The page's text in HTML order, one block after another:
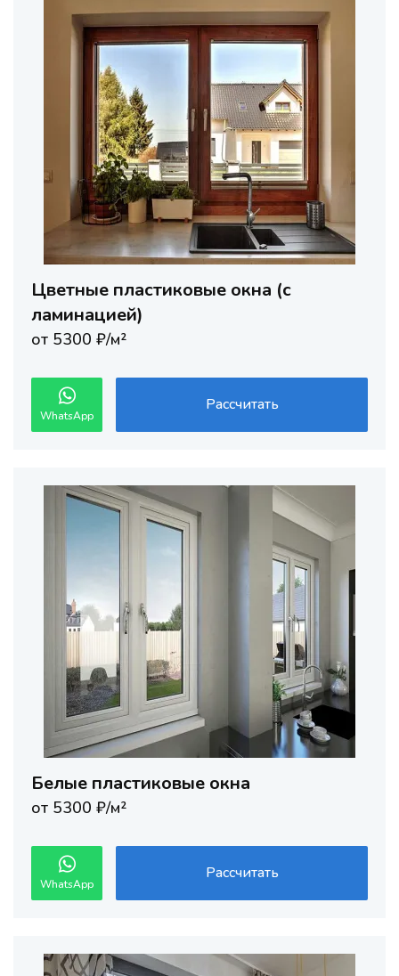
Цветные пластиковые окна (с
ламинацией)
от 5300 ₽/м²
WhatsApp
Рассчитать
Белые пластиковые окна
от 5300 ₽/м²
WhatsApp
Рассчитать